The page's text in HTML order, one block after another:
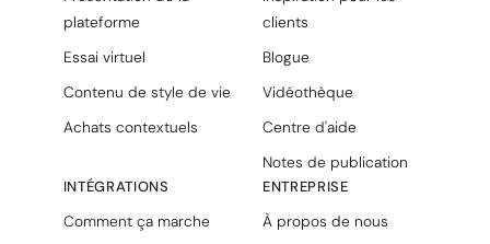
plateforme
Essai virtuel
Contenu de style de vie
Achats contextuels
INTÉGRATIONS
Comment ça marche
clients
Blogue
Vidéothèque
Centre d'aide
Notes de publication
ENTREPRISE
À propos de nous